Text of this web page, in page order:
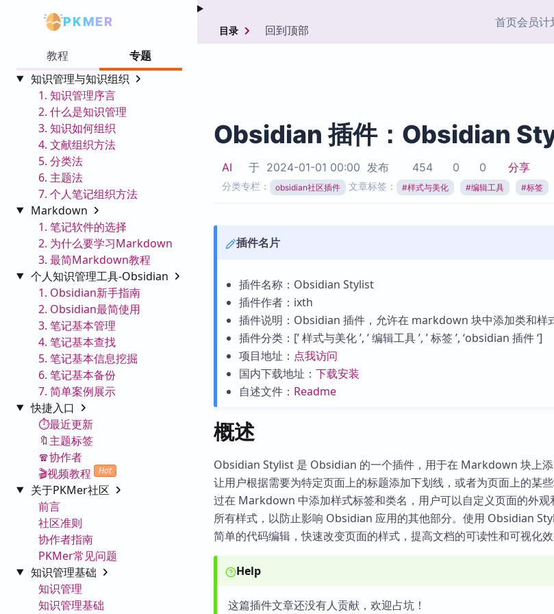
PKMER 首页会员计
协作
热
载
加速访问 Obsidian 官方
市场
教程
专题
知识管理与知识组织
1. 知识管理序言
2. 什么是知识管理
3. 知识如何组织
4. 文献组织方法
5. 分类法
6. 主题法
7. 个人笔记组织方法
Markdown
1. 笔记软件的选择
2. 为什么要学习Markdown
3. 最简Markdown教程
个人知识管理工具-Obsidian
1. Obsidian新手指南
2. Obsidian最简使用
3. 笔记基本管理
4. 笔记基本查找
5. 笔记基本信息挖掘
6. 笔记基本备份
7. 简单案例展示
快捷入口
⏱️最近更新
🔖主题标签
🧣协作者
🎬视频教程
Hot
关于PKMer社区
前言
社区准则
协作者指南
PKMer常见问题
知识管理基础
知识管理
知识管理基础
目录 回到顶部
Obsidian 插件：Obsidian
AI 于 2024-01-01 00:00 发布 454 0 0 分享
分类专栏： obsidian社区插件 文章标签： #样式与美化 #编辑工具 #标签
插件名片
插件名称：Obsidian Stylist
插件作者：ixth
插件说明：Obsidian 插件，允许在 markdown 块中添加类和样
插件分类：[’ 样式与美化 ’, ’ 编辑工具 ’, ’ 标签 ’, ‘obsidian 插件 ‘]
项目地址： 点我访问
国内下载地址： 下载安装
自述文件： Readme
概述
Obsidian Stylist 是 Obsidian 的一个插件，用于在 Markdown 块上
让用户根据需要为特定页面上的标题添加下划线，或者为页面上的某
过在 Markdown 中添加样式标签和类名，用户可以自定义页面的外观
所有样式，以防止影响 Obsidian 应用的其他部分。使用 Obsidian
简单的代码编辑，快速改变页面的样式，提高文档的可读性和可视化效
Help
这篇插件文章还没有人贡献，欢迎占坑！